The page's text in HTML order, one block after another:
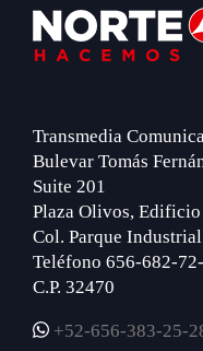
Footer
Transmedia
Bulevar Tomás
Suite 201
Plaza Olivos,
Col. Parque
Teléfono 656-682-
C.P. 32470
+52-656-383-25-